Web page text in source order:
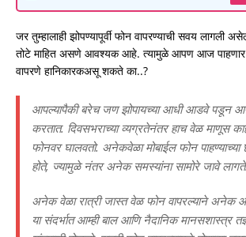
जर तुम्हालाही झोपण्यापूर्वी फोन वापरण्याची सवय लागली
तोटे माहित असणे आवश्यक आहे. त्यामुळे आपण आज पाहणार
वापरणे हानिकारकअसू शकते का..?
आपल्यापैकी बरेच जण झोपायच्या आधी आडवे पडून
करतात. दिवसभराच्या व्यग्रतेनंतर हाच वेळ माणूस
फोनवर घालवतो. अनेकवेळा मोबाईल फोन
होते, ज्यामुळे नंतर अनेक समस्यांना सामोरे जावे
अनेक वेळा रात्री जास्त वेळ फोन वापरल्याने अनेक
या संदर्भात आम्ही बाल आणि नैदानिक ​​​​मानसशास्त्र तज्ञ